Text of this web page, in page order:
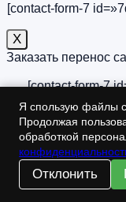
Я спользую файлы
Продолжая
обработкой
Отклонить
[contact-form-7
Х
Заказать перенос
[contact-form-7
Х
Заказать услуги
[contact-form-7
Х